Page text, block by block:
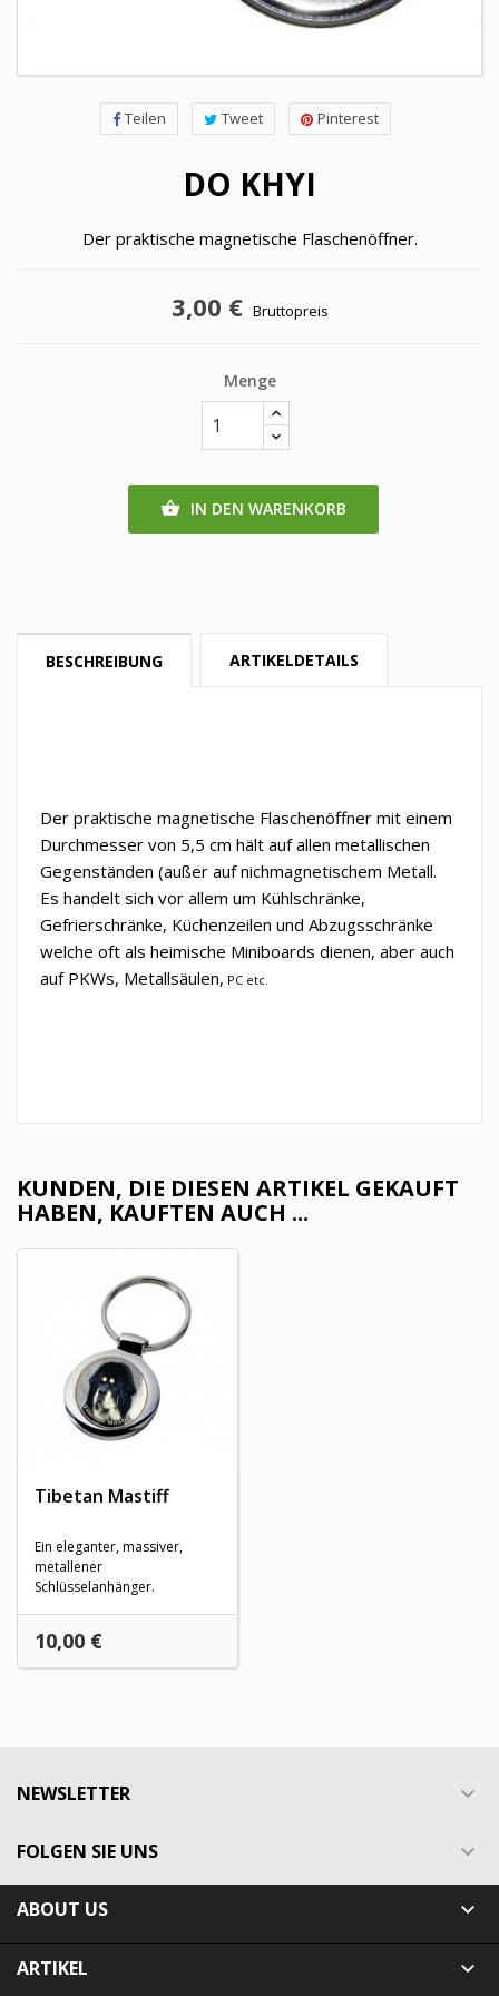
Teilen Tweet Pinterest
DO KHYI
Der praktische magnetische Flaschenöffner.
3,00 € Bruttopreis
Menge
 IN DEN WARENKORB
BESCHREIBUNG ARTIKELDETAILS
Der praktische magnetische Flaschenöffner mit einem
Durchmesser von 5,5 cm hält auf allen metallischen
Gegenständen (außer auf nichmagnetischem Metall.
Es handelt sich vor allem um Kühlschränke,
Gefrierschränke, Küchenzeilen und Abzugsschränke
welche oft als heimische Miniboards dienen, aber auch
auf PKWs, Metallsäulen, PC etc.
KUNDEN, DIE DIESEN ARTIKEL GEKAUFT
HABEN, KAUFTEN AUCH ...
Tibetan Mastiff
Ein eleganter, massiver,
metallener
Schlüsselanhänger.
Preis
10,00 €
NEWSLETTER 
FOLGEN SIE UNS 
ABOUT US 
ARTIKEL 